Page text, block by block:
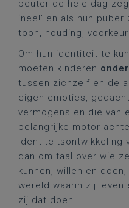
peuter de hele dag
‘nee!’ en als hun
toon, houding,
Om hun identiteit te
moeten kinderen
tussen zichzelf en de
eigen emoties,
vermogens en die van
belangrijke motor
identiteitsontwikkeling
dan om taal over wie
kunnen, willen en
wereld waarin zij leven
zij dat doen.